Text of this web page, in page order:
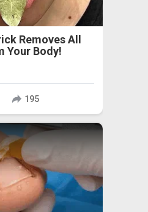
Removes All
Your Body!
195